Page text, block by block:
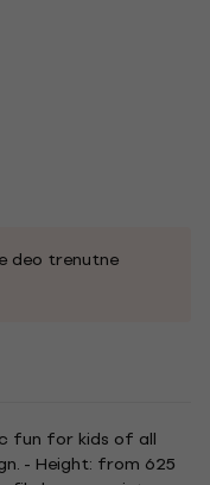
deo trenutne
fun for kids of all
- Height: from 625